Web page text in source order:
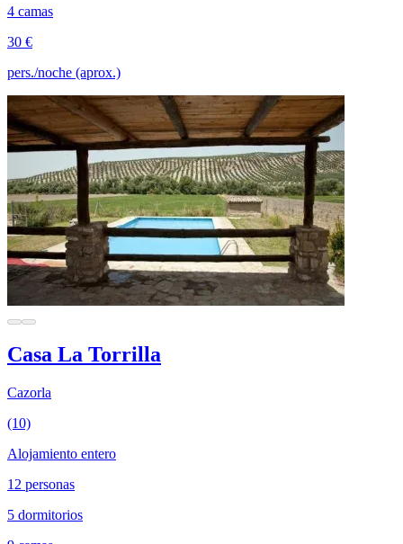
4 camas
30 €
pers./noche (aprox.)
Casa La Torrilla
Cazorla
(10)
Alojamiento entero
12 personas
5 dormitorios